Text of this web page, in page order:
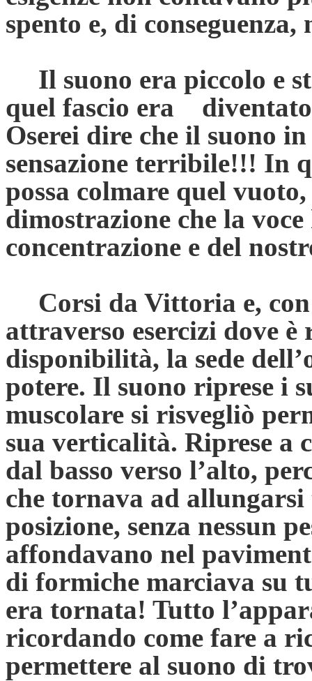
spento e, di
Il suono era piccolo e
quel fascio era diventato
Oserei dire che il suono
sensazione terribile!!! In
possa colmare quel
dimostrazione che la
concentrazione e del
Corsi da Vittoria e,
attraverso esercizi dove è
disponibilità, la sede
potere. Il suono riprese i
muscolare si risvegliò
sua verticalità. Riprese a
dal basso verso l’alto,
che tornava ad
posizione, senza nessun
affondavano nel
di formiche marciava su
era tornata! Tutto
ricordando come fare a
permettere al suono di